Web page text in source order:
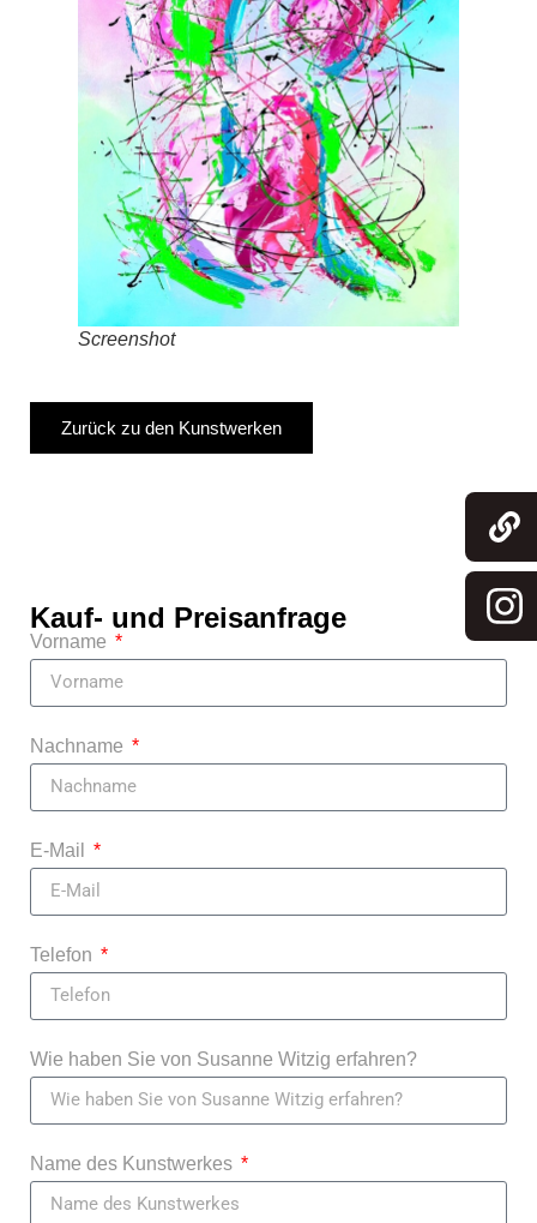
Screenshot
Zurück zu den Kunstwerken
Kauf- und Preisanfrage
Vorname
Nachname
E-Mail
Telefon
Wie haben Sie von Susanne Witzig erfahren?
Name des Kunstwerkes